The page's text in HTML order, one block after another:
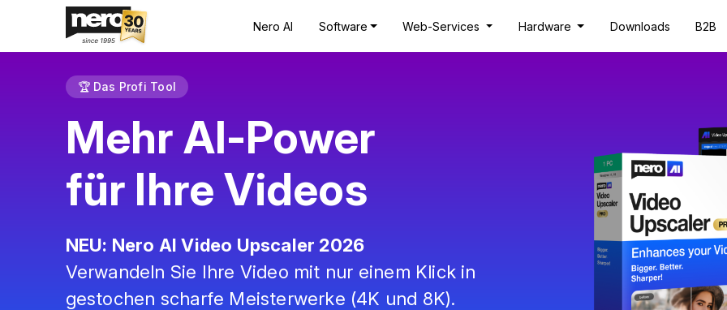
Nero AI Software Web-Services Hardware Downloads B2B
🏆 Das Profi Tool
Mehr AI-Power
für Ihre Videos
NEU: Nero AI Video Upscaler 2026
Verwandeln Sie Ihre Video mit nur einem Klick in
gestochen scharfe Meisterwerke (4K und 8K).